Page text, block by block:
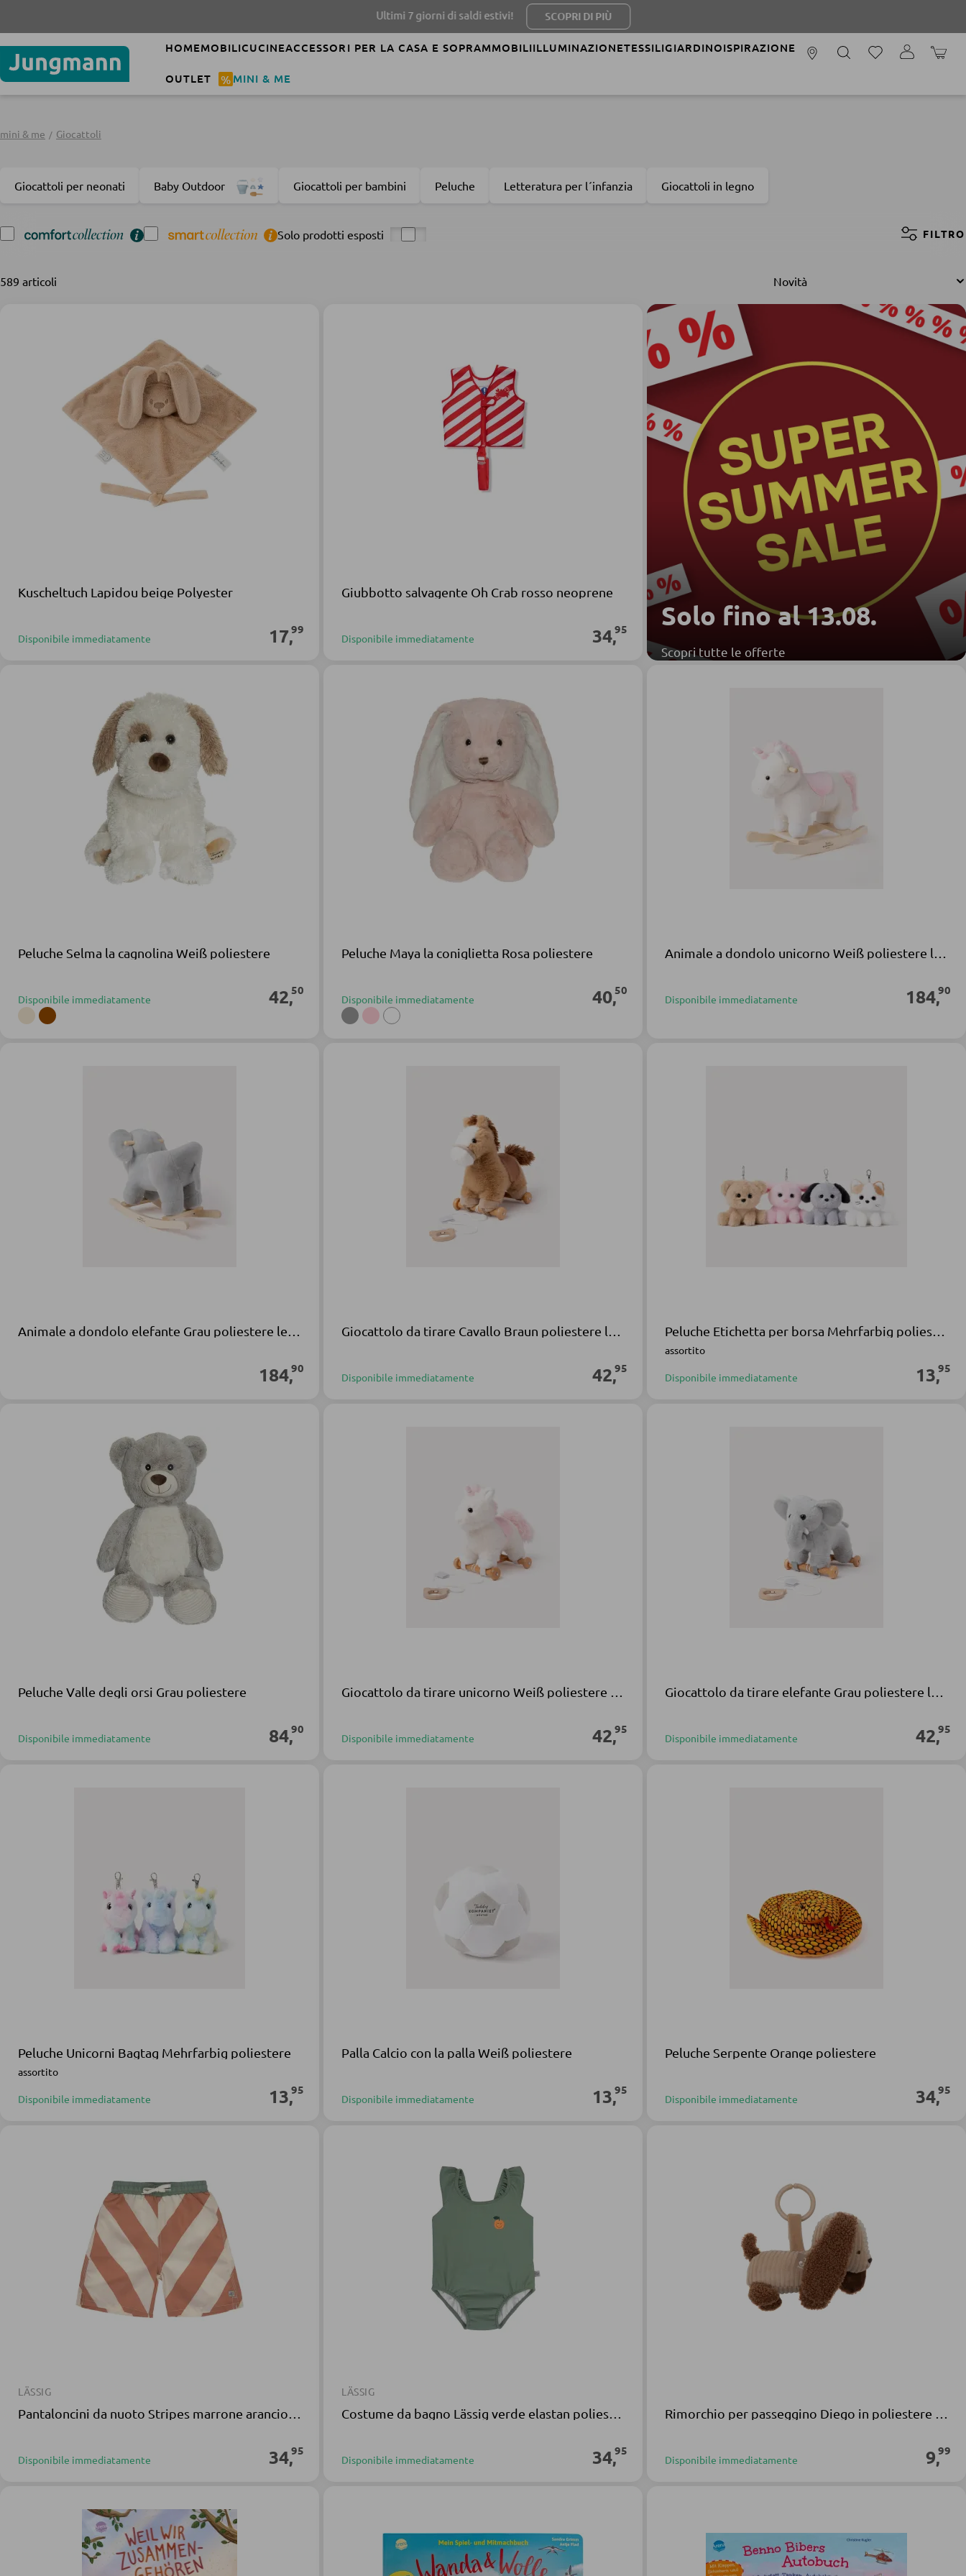
Ultimi 7 giorni di saldi estivi! SCOPRI DI PIÙ
HOMEMOBILICUCINEACCESSORI PER LA CASA E SOPRAMMOBILIILLUMINAZIONETESSILIGIARDINOISPIRAZIONE
OUTLET % MINI & ME
IL
mini & me Giocattoli
Giocattoli per neonati Baby Outdoor Giocattoli per bambini Peluche Letteratura per l´infanzia Giocattoli in legno
FILTRO
Solo prodotti esposti
589 articoli
Solo fino al 13.08.
Scopri tutte le offerte
Kuscheltuch Lapidou beige Polyester
Disponibile immediatamente 17,99
Giubbotto salvagente Oh Crab rosso neoprene
Disponibile immediatamente 34,95
Peluche Selma la cagnolina Weiß poliestere
Disponibile immediatamente 42,50
Peluche Maya la coniglietta Rosa poliestere
Disponibile immediatamente 40,50
Disponibile immediatamente 184,90
184,90
Disponibile immediatamente 42,95
assortito
Disponibile immediatamente 13,95
Peluche Valle degli orsi Grau poliestere
Disponibile immediatamente 84,90
Disponibile immediatamente 42,95
Disponibile immediatamente 42,95
Peluche Unicorni Bagtag Mehrfarbig poliestere
assortito
Disponibile immediatamente 13,95
Palla Calcio con la palla Weiß poliestere
Disponibile immediatamente 13,95
Peluche Serpente Orange poliestere
Disponibile immediatamente 34,95
LÄSSIG
Disponibile immediatamente 34,95
LÄSSIG
Disponibile immediatamente 34,95
Disponibile immediatamente 9,99